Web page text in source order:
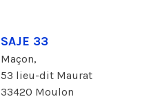
SAJE 33
Maçon,
53 lieu-dit Maurat
33420 Moulon